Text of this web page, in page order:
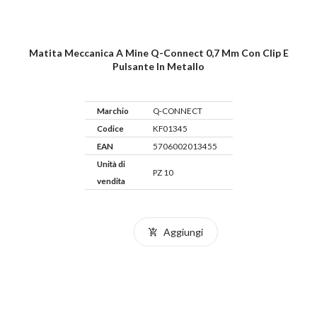
Matita Meccanica A Mine Q-Connect 0,7 Mm Con Clip E
Pulsante In Metallo
Marchio
Q-CONNECT
Codice
KF01345
EAN
5706002013455
Unità di
vendita
PZ 10
Aggiungi